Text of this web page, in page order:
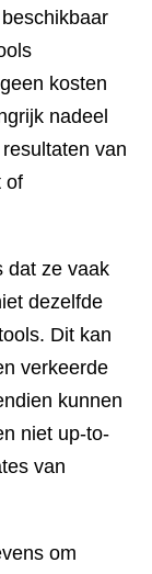
kosten
nadeel
van
of
dat ze vaak
dezelfde
Dit kan
verkeerde
kunnen
niet up-to-
van
om